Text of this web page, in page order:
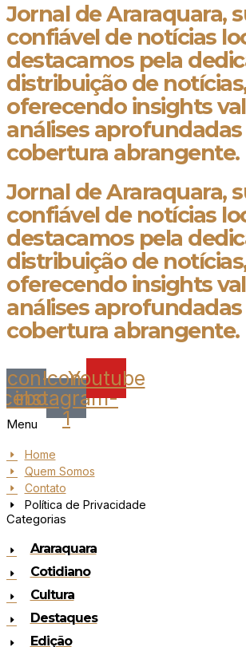
Jornal de Araraquara,
confiável de notícias
destacamos pela
distribuição de
oferecendo insights
análises aprofundadas
cobertura abrangente.
Jornal de Araraquara,
confiável de notícias
destacamos pela
distribuição de
oferecendo insights
análises aprofundadas
cobertura abrangente.
Icon-Icon-
instagram-
1
Youtube
Menu
Home
Quem Somos
Contato
Política de Privacidade
Categorias
Araraquara
Cotidiano
Cultura
Destaques
Edição